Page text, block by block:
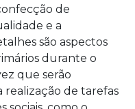
de
e a
são aspectos
durante o
que serão
realização de tarefas